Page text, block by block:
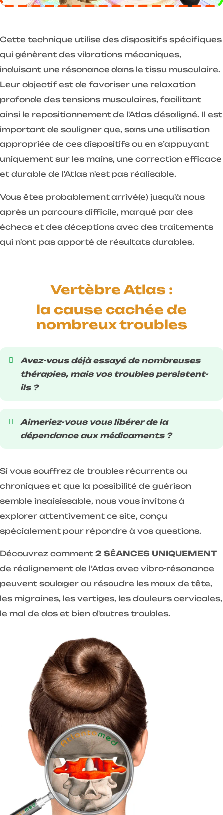
Cette technique utilise des dispositifs spécifiques
qui génèrent des vibrations mécaniques,
induisant une résonance dans le tissu musculaire.
Leur objectif est de favoriser une relaxation
profonde des tensions musculaires, facilitant
ainsi le repositionnement de l'Atlas désaligné. Il est
important de souligner que, sans une utilisation
appropriée de ces dispositifs ou en s’appuyant
uniquement sur les mains, une correction efficace
et durable de l'Atlas n'est pas réalisable.
Vous êtes probablement arrivé(e) jusqu'à nous
après un parcours difficile, marqué par des
échecs et des déceptions avec des traitements
qui n'ont pas apporté de résultats durables.
Vertèbre Atlas :
la cause cachée de
nombreux troubles
Avez-vous déjà essayé de nombreuses
thérapies, mais vos troubles persistent-
ils ?
Aimeriez-vous vous libérer de la
dépendance aux médicaments ?
Si vous souffrez de troubles récurrents ou
chroniques et que la possibilité de guérison
semble insaisissable, nous vous invitons à
explorer attentivement ce site, conçu
spécialement pour répondre à vos questions.
Découvrez comment 2 SÉANCES UNIQUEMENT
de réalignement de l’Atlas avec vibro-résonance
peuvent soulager ou résoudre les maux de tête,
les migraines, les vertiges, les douleurs cervicales,
le mal de dos et bien d'autres troubles.